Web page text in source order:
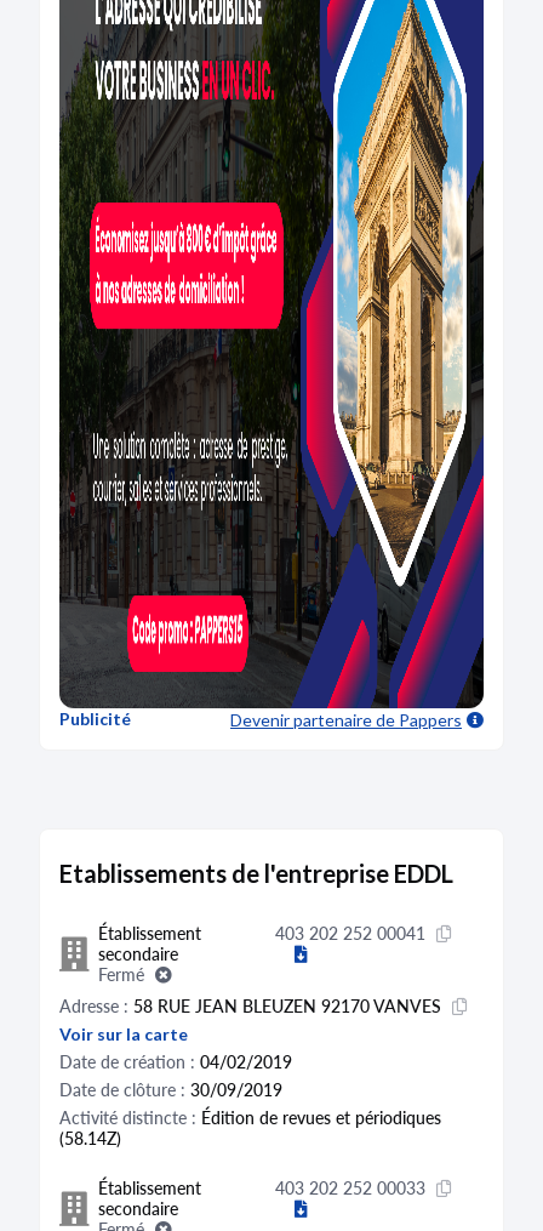
Publicité Devenir partenairede Pappers
Etablissements de l'entreprise EDDL
Établissement
secondaire
Fermé
403 202 252 00041
Adresse : 58 RUE JEAN BLEUZEN 92170 VANVES
Voir sur la carte
Date de création : 04/02/2019
Date de clôture : 30/09/2019
Activité distincte : Édition de revues et périodiques
(58.14Z)
Établissement
secondaire
403 202 252 00033